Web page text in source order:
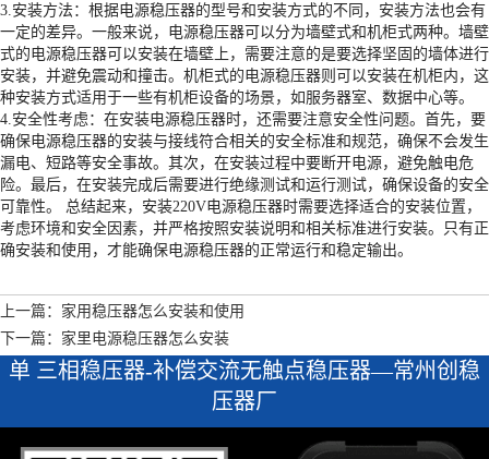
3.安装方法：根据电源稳压器的型号和安装方式的不同，安装方法也会有
一定的差异。一般来说，电源稳压器可以分为墙壁式和机柜式两种。墙壁
式的电源稳压器可以安装在墙壁上，需要注意的是要选择坚固的墙体进行
安装，并避免震动和撞击。机柜式的电源稳压器则可以安装在机柜内，这
种安装方式适用于一些有机柜设备的场景，如服务器室、数据中心等。
4.安全性考虑：在安装电源稳压器时，还需要注意安全性问题。首先，要
确保电源稳压器的安装与接线符合相关的安全标准和规范，确保不会发生
漏电、短路等安全事故。其次，在安装过程中要断开电源，避免触电危
险。最后，在安装完成后需要进行绝缘测试和运行测试，确保设备的安全
可靠性。 总结起来，安装220V电源稳压器时需要选择适合的安装位置，
考虑环境和安全因素，并严格按照安装说明和相关标准进行安装。只有正
确安装和使用，才能确保电源稳压器的正常运行和稳定输出。
上一篇：家用稳压器怎么安装和使用
下一篇：家里电源稳压器怎么安装
单 三相稳压器-补偿交流无触点稳压器—常州创稳
压器厂